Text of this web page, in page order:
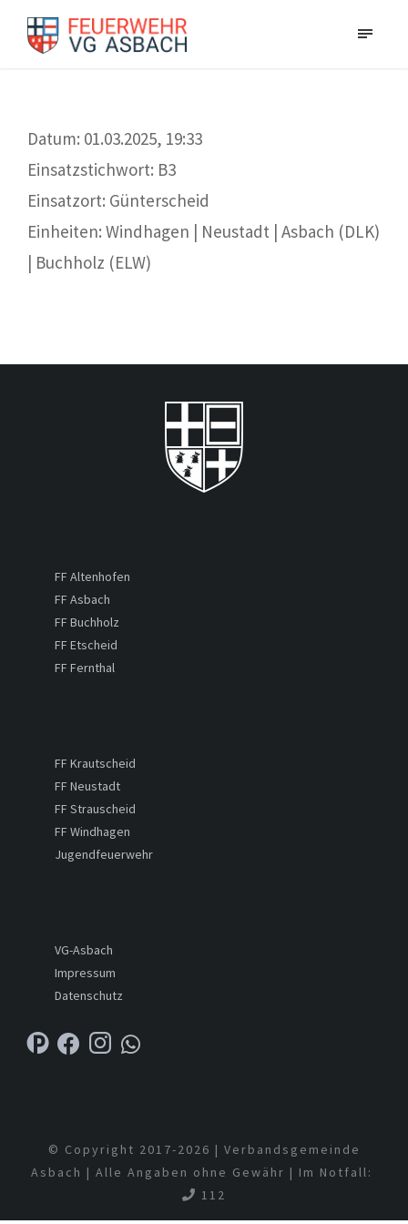
Datum: 01.03.2025, 19:33
Einsatzstichwort: B3
Einsatzort: Günterscheid
Einheiten: Windhagen | Neustadt | Asbach (DLK)
| Buchholz (ELW)
FF Altenhofen
FF Asbach
FF Buchholz
FF Etscheid
FF Fernthal
FF Krautscheid
FF Neustadt
FF Strauscheid
FF Windhagen
Jugendfeuerwehr
VG-Asbach
Impressum
Datenschutz
© Copyright 2017-2026 | Verbandsgemeinde
Asbach | Alle Angaben ohne Gewähr | Im Notfall:
112